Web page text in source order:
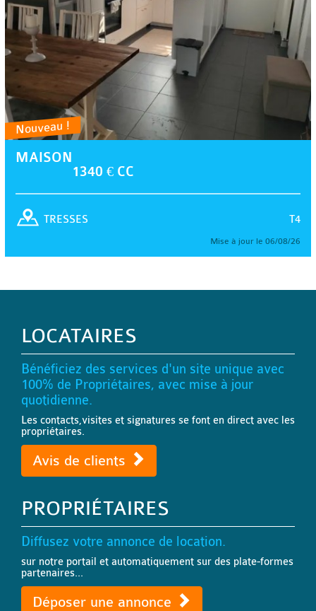
Nouveau !
MAISON
1340 € CC
T4
TRESSES
Mise à jour le 06/08/26
LOCATAIRES
Bénéficiez des services d'un site unique avec
100% de Propriétaires, avec mise à jour
quotidienne.
Les contacts,visites et signatures se font en direct avec les
propriétaires.
Avis de clients
PROPRIÉTAIRES
Diffusez votre annonce de location.
sur notre portail et automatiquement sur des plate-formes
partenaires...
Déposer une annonce